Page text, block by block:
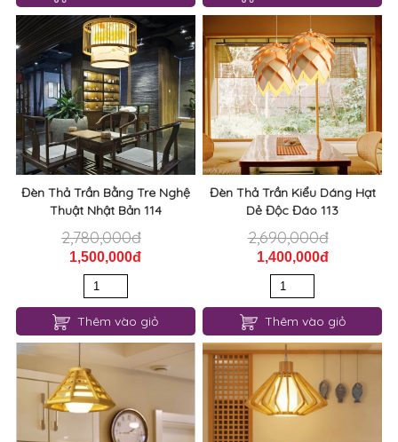
Đèn Thả Trần Bằng Tre Nghệ
Thuật Nhật Bản 114
2,780,000đ
1,500,000đ
Thêm vào giỏ
Đèn Thả Trần Kiểu Dáng Hạt
Dẻ Độc Đáo 113
2,690,000đ
1,400,000đ
Thêm vào giỏ